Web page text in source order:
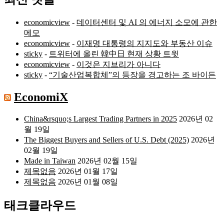
economicview - 데이터센터 및 AI 의 에너지 소모에 관한
메모
economicview - 이재명 대통령의 지지도와 부동산 이슈
sticky - 트위터에 올린 韓中日 현재 상황 트윗
economicview - 이것은 지브리가 아니다
sticky - “기술산업복합체”의 등장을 경고하는 조 바이든
EconomiX
China&rsquo;s Largest Trading Partners in 2025 2026년 02
월 19일
The Biggest Buyers and Sellers of U.S. Debt (2025) 2026년
02월 19일
Made in Taiwan 2026년 02월 15일
제목없음 2026년 01월 17일
제목없음 2026년 01월 08일
태크클라우드